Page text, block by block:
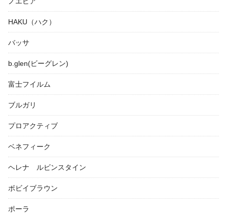
HAKU（ハク）
バッサ
b.glen(ビーグレン)
富士フイルム
ブルガリ
プロアクティブ
ベネフィーク
ヘレナ ルビンスタイン
ボビイブラウン
ポーラ